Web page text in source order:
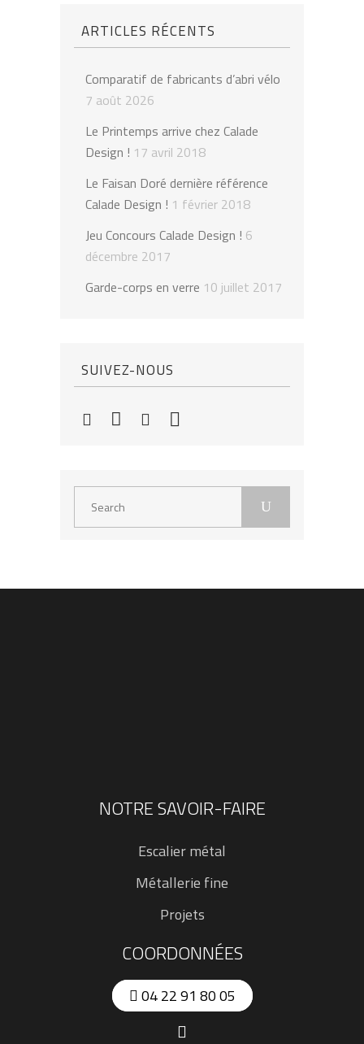
ARTICLES RÉCENTS
Comparatif de fabricants d’abri vélo
7 août 2026
Le Printemps arrive chez Calade
Design ! 17 avril 2018
Le Faisan Doré dernière référence
Calade Design ! 1 février 2018
Jeu Concours Calade Design ! 6
décembre 2017
Garde-corps en verre 10 juillet 2017
SUIVEZ-NOUS
NOTRE SAVOIR-FAIRE
Escalier métal
Métallerie fine
Projets
COORDONNÉES
04 22 91 80 05